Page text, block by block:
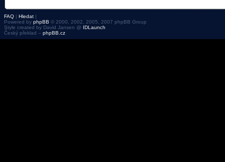
FAQ | Hledat |
Powered by phpBB © 2000, 2002, 2005, 2007 phpBB Group
Style created by David Jansen @ IDLaunch
Český překlad – phpBB.cz